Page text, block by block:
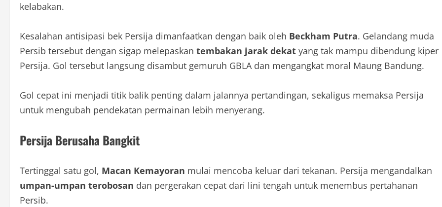
kelabakan.
Kesalahan antisipasi bek Persija dimanfaatkan dengan baik oleh Beckham Putra. Gelandang muda
Persib tersebut dengan sigap melepaskan tembakan jarak dekat yang tak mampu dibendung kiper
Persija. Gol tersebut langsung disambut gemuruh GBLA dan mengangkat moral Maung Bandung.
Gol cepat ini menjadi titik balik penting dalam jalannya pertandingan, sekaligus memaksa Persija
untuk mengubah pendekatan permainan lebih menyerang.
Persija Berusaha Bangkit
Tertinggal satu gol, Macan Kemayoran mulai mencoba keluar dari tekanan. Persija mengandalkan
umpan-umpan terobosan dan pergerakan cepat dari lini tengah untuk menembus pertahanan
Persib.